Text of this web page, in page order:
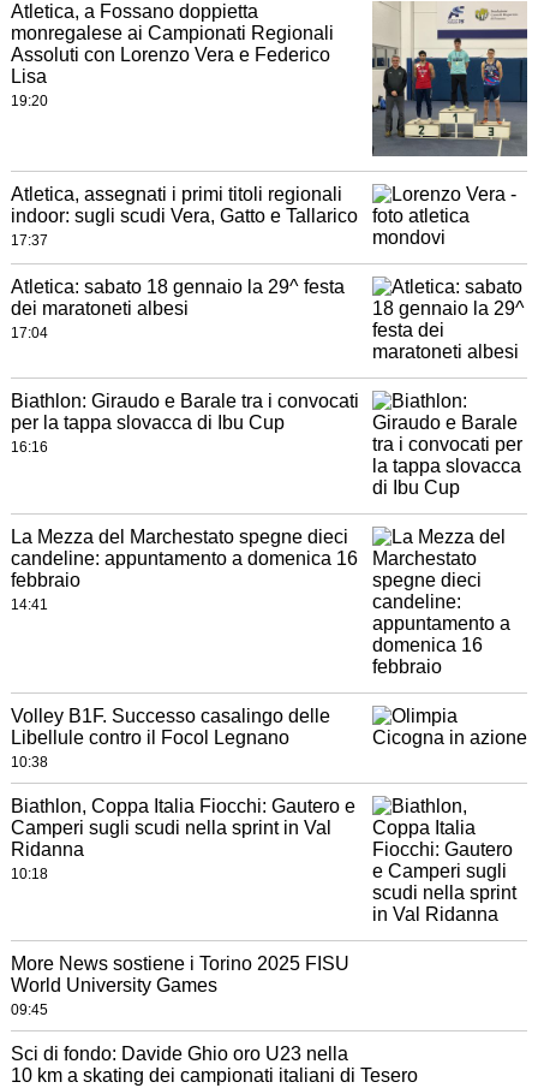
Atletica, a Fossano doppietta
monregalese ai Campionati Regionali
Assoluti con Lorenzo Vera e Federico
Lisa
19:20
Atletica, assegnati i primi titoli regionali
indoor: sugli scudi Vera, Gatto e Tallarico
17:37
Atletica: sabato 18 gennaio la 29^ festa
dei maratoneti albesi
17:04
Biathlon: Giraudo e Barale tra i convocati
per la tappa slovacca di Ibu Cup
16:16
La Mezza del Marchestato spegne dieci
candeline: appuntamento a domenica 16
febbraio
14:41
Volley B1F. Successo casalingo delle
Libellule contro il Focol Legnano
10:38
Biathlon, Coppa Italia Fiocchi: Gautero e
Camperi sugli scudi nella sprint in Val
Ridanna
10:18
More News sostiene i Torino 2025 FISU
World University Games
09:45
Sci di fondo: Davide Ghio oro U23 nella
10 km a skating dei campionati italiani di Tesero